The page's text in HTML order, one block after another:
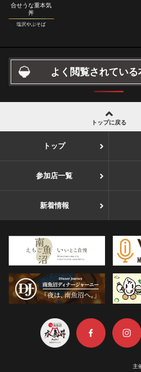
合せうな重本気
丼
塩沢やぶそば
よく閲覧されている
トップに戻る
トップ
参加店一覧
新着情報
主